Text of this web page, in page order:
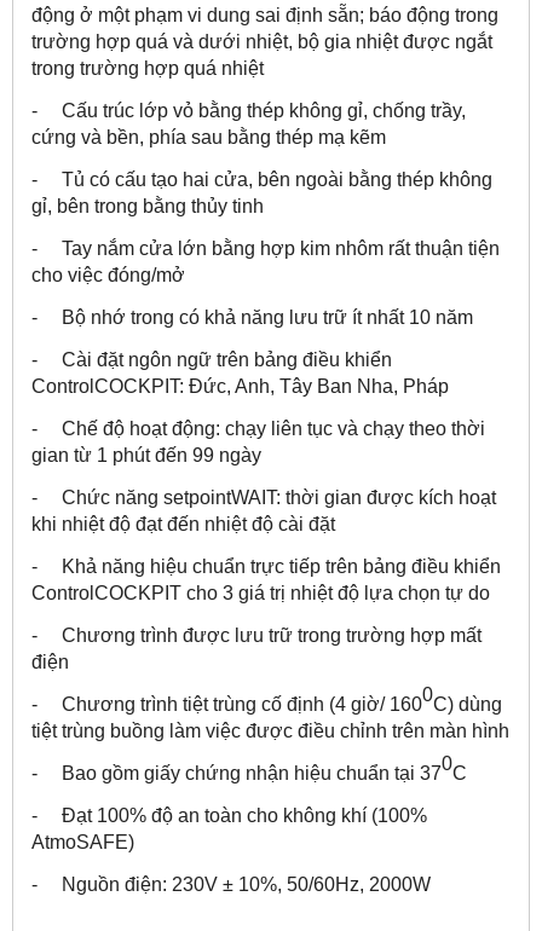
động ở một phạm vi dung sai định sẵn; báo động trong
trường hợp quá và dưới nhiệt, bộ gia nhiệt được ngắt
trong trường hợp quá nhiệt
- Cấu trúc lớp vỏ bằng thép không gỉ, chống trầy,
cứng và bền, phía sau bằng thép mạ kẽm
- Tủ có cấu tạo hai cửa, bên ngoài bằng thép không
gỉ, bên trong bằng thủy tinh
- Tay nắm cửa lớn bằng hợp kim nhôm rất thuận tiện
cho việc đóng/mở
- Bộ nhớ trong có khả năng lưu trữ ít nhất 10 năm
- Cài đặt ngôn ngữ trên bảng điều khiển
ControlCOCKPIT: Đức, Anh, Tây Ban Nha, Pháp
- Chế độ hoạt động: chạy liên tục và chạy theo thời
gian từ 1 phút đến 99 ngày
- Chức năng setpointWAIT: thời gian được kích hoạt
khi nhiệt độ đạt đến nhiệt độ cài đặt
- Khả năng hiệu chuẩn trực tiếp trên bảng điều khiển
ControlCOCKPIT cho 3 giá trị nhiệt độ lựa chọn tự do
- Chương trình được lưu trữ trong trường hợp mất
điện
- Chương trình tiệt trùng cố định (4 giờ/ 1600C) dùng
tiệt trùng buồng làm việc được điều chỉnh trên màn hình
- Bao gồm giấy chứng nhận hiệu chuẩn tại 370C
- Đạt 100% độ an toàn cho không khí (100%
AtmoSAFE)
- Nguồn điện: 230V ± 10%, 50/60Hz, 2000W